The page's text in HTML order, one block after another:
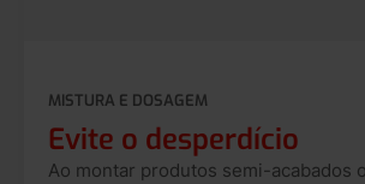
MISTURA E DOSAGEM
Evite o desperdício
Ao montar produtos semi-acabados